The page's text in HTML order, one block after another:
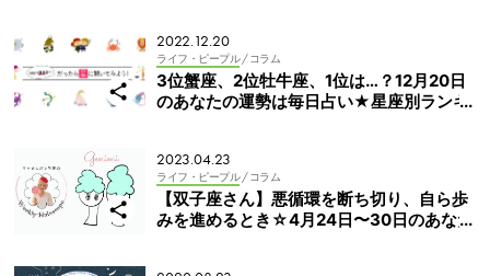
2022.12.20
ライフ・ピープル / コラム
3位蟹座、2位牡牛座、1位は…？12月20日
のあなたの運勢は毎日占い★星座別ランキ
2023.04.23
ライフ・ピープル / コラム
【双子座さん】悪循環を断ち切り、自ら歩
みを進めるとき☆4月24日〜30日のあなた